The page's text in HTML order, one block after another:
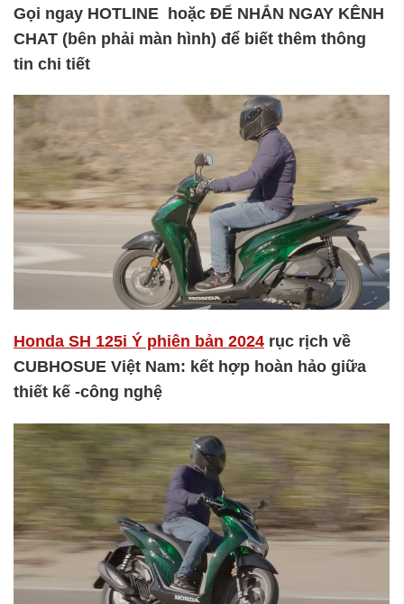
Gọi ngay HOTLINE hoặc ĐỂ NHẮN NGAY KÊNH
CHAT (bên phải màn hình) để biết thêm thông
tin chi tiết
Honda SH 125i Ý phiên bản 2024 rục rịch về
CUBHOSUE Việt Nam: kết hợp hoàn hảo giữa
thiết kế -công nghệ